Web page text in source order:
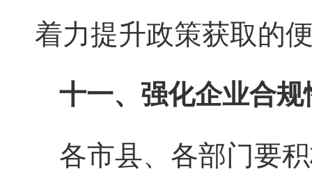
着力提升政策获取的
十一、强化企业合
各市县、各部门要